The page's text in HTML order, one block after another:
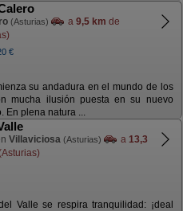
(Asturias) a 9,5 km de
€
su andadura en el mundo de los
mucha ilusión puesta en su nuevo
En plena natura ...
Villaviciosa (Asturias) a 13,3
Valle se respira tranquilidad: ¡deal